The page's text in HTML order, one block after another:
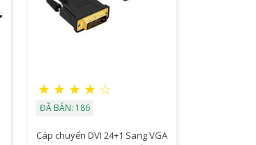
★ ★ ★ ★ ☆
ĐÃ BÁN: 186
Cáp chuyển DVI 24+1 Sang VGA